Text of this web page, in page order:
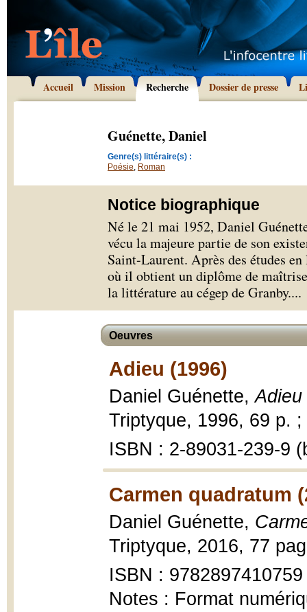
Accueil Mission Recherche Dossier de presse
Guénette, Daniel
Genre(s) littéraire(s) :
Poésie, Roman
Notice biographique
Né le 21 mai 1952, Daniel
vécu la majeure partie de son
Saint-Laurent. Après des études
où il obtient un diplôme de
la littérature au cégep de Granby....
Oeuvres
Adieu (1996)
Daniel Guénette,
Triptyque, 1996, 69 p.
ISBN : 2-89031-239-9
Carmen quadratum
Daniel Guénette,
Triptyque, 2016, 77
ISBN : 9782897410759
Notes : Format